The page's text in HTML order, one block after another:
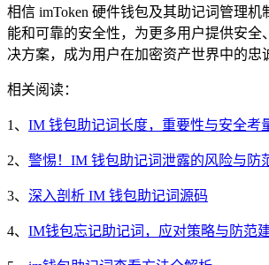
相信 imToken 硬件钱包及其助记词管理机
能和可靠的安全性，为更多用户提供安全
决方案，成为用户在加密资产世界中的忠
相关阅读：
1、 IM 钱包助记词长度，重要性与安全考
2、 警惕！IM 钱包助记词泄露的风险与防
3、 深入剖析 IM 钱包助记词源码
4、 IM钱包忘记助记词，应对策略与防范